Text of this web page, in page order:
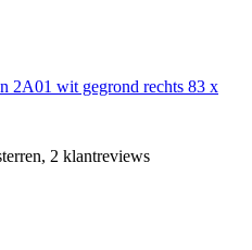
2A01 wit gegrond rechts 83 x
2 klantreviews